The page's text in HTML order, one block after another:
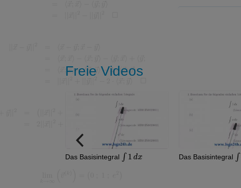
Freie Videos
Das Basisintegral dx Das Basisintegral dx